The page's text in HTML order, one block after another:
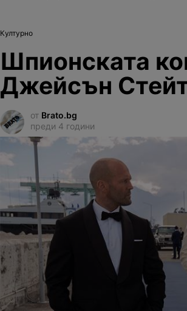
Културно
Шпионската
Джейсън
от Brato.bg
преди 4 години